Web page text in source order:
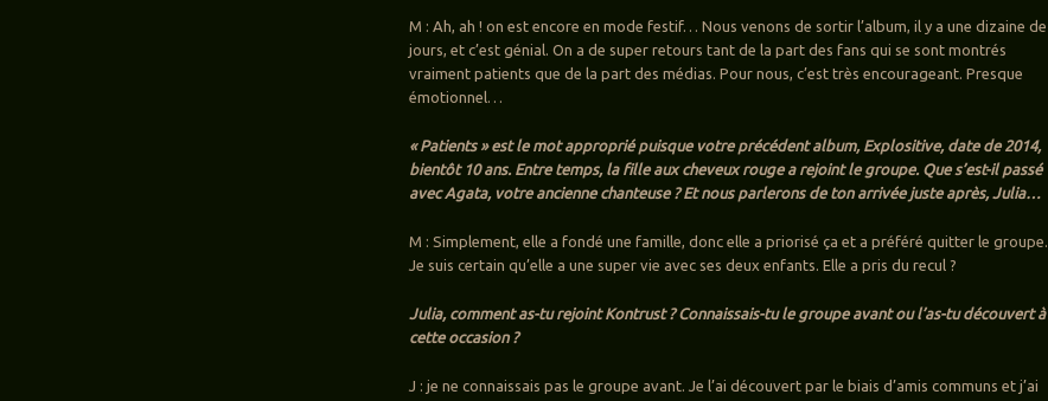
M : Ah, ah ! on est encore en mode festif… Nous venons de sortir l’album, il y a une dizaine de
jours, et c’est génial. On a de super retours tant de la part des fans qui se sont montrés
vraiment patients que de la part des médias. Pour nous, c’est très encourageant. Presque
émotionnel…
« Patients » est le mot approprié puisque votre précédent album, Explositive, date de 2014,
bientôt 10 ans. Entre temps, la fille aux cheveux rouge a rejoint le groupe. Que s’est-il passé
avec Agata, votre ancienne chanteuse ? Et nous parlerons de ton arrivée juste après, Julia…
M : Simplement, elle a fondé une famille, donc elle a priorisé ça et a préféré quitter le groupe.
Je suis certain qu’elle a une super vie avec ses deux enfants. Elle a pris du recul ?
Julia, comment as-tu rejoint Kontrust ? Connaissais-tu le groupe avant ou l’as-tu découvert à
cette occasion ?
J : je ne connaissais pas le groupe avant. Je l’ai découvert par le biais d’amis communs et j’ai